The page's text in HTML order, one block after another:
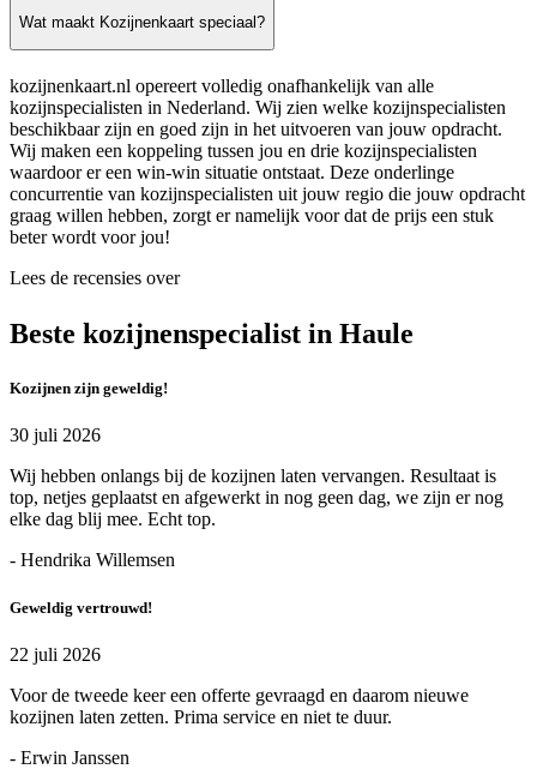
Wat maakt Kozijnenkaart speciaal?
kozijnenkaart.nl opereert volledig onafhankelijk van alle
kozijnspecialisten in Nederland. Wij zien welke kozijnspecialisten
beschikbaar zijn en goed zijn in het uitvoeren van jouw opdracht.
Wij maken een koppeling tussen jou en drie kozijnspecialisten
waardoor er een win-win situatie ontstaat. Deze onderlinge
concurrentie van kozijnspecialisten uit jouw regio die jouw opdracht
graag willen hebben, zorgt er namelijk voor dat de prijs een stuk
beter wordt voor jou!
Lees de recensies over
Beste kozijnenspecialist in Haule
Kozijnen zijn geweldig!
30 juli 2026
Wij hebben onlangs bij de kozijnen laten vervangen. Resultaat is
top, netjes geplaatst en afgewerkt in nog geen dag, we zijn er nog
elke dag blij mee. Echt top.
- Hendrika Willemsen
Geweldig vertrouwd!
22 juli 2026
Voor de tweede keer een offerte gevraagd en daarom nieuwe
kozijnen laten zetten. Prima service en niet te duur.
- Erwin Janssen